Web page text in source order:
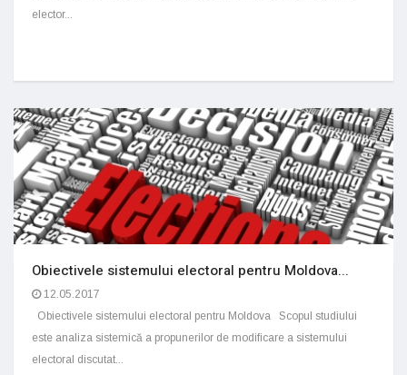
elector...
Obiectivele sistemului electoral pentru Moldova...
12.05.2017
Obiectivele sistemului electoral pentru Moldova Scopul studiului
este analiza sistemică a propunerilor de modificare a sistemului
electoral discutat...